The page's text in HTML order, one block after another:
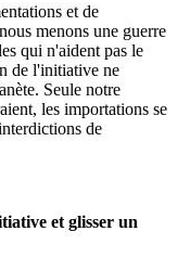
et de
menons une guerre
qui n'aident pas le
de l'initiative ne
Seule notre
les importations se
de
et glisser un